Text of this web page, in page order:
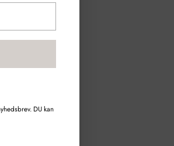
DU kan